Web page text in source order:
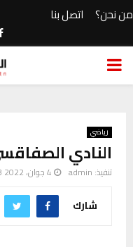
من نحن؟ اتصل بنا
PRIMARY
رياضي
النادي
تنفيذ: admin 4 جوان، 2022 17:33
شارك